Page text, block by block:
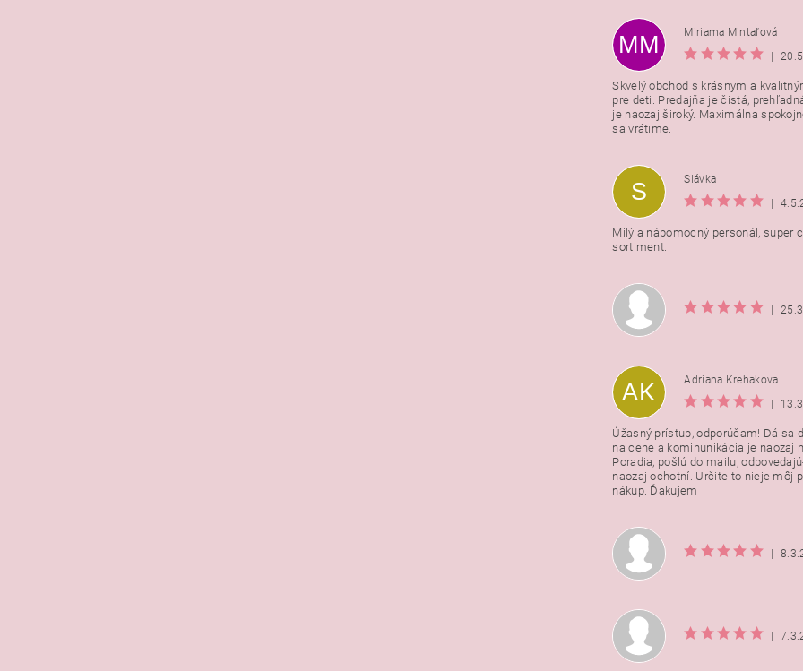
Vložením hodnotenie
podmienkami ochrany osobných
MM
Miriama Mintaľová
|
Skvelý obchod s krásnym a
pre deti. Predajňa je čistá,
je naozaj široký. Maximálna
sa vrátime.
S
Slávka
|
Milý a nápomocný personál, super
sortiment.
|
AK
Adriana Krehakova
|
Úžasný prístup, odporúčam! Dá sa
na cene a kominunikácia je naozaj
Poradia, pošlú do mailu,
naozaj ochotní. Určite to nieje môj
nákup. Ďakujem
|
|